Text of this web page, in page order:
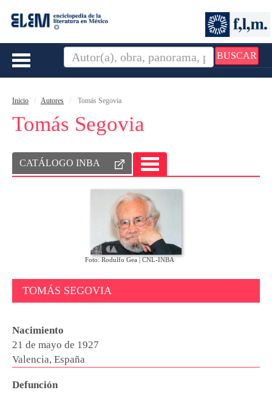
BUSCAR
Toggle
Inicio Autores Tomás Segovia
Tomás Segovia
CATÁLOGO INBA
TOGGLE
NAVIGATION
Foto: Rodulfo Gea | CNL-INBA
TOMÁS SEGOVIA
Nacimiento
21 de mayo de 1927
Valencia, España
Defunción